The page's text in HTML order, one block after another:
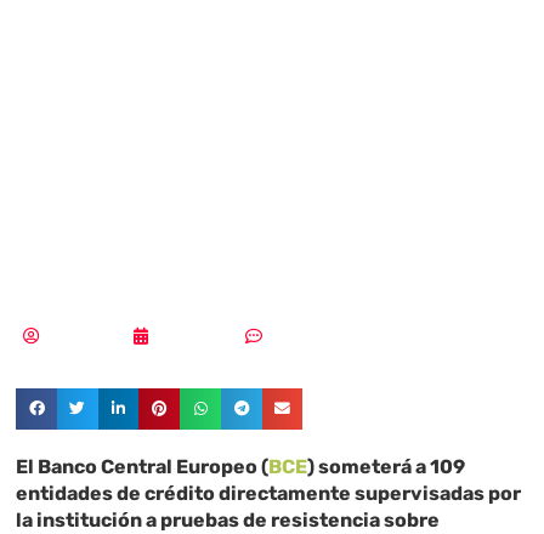
El Banco Central Europeo (BCE) someterá a 109
entidades de crédito directamente supervisadas por
la institución a pruebas de resistencia sobre